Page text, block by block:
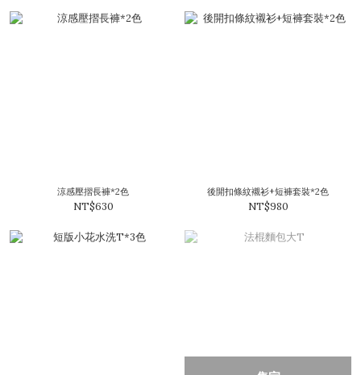
涼感壓摺長褲*2色
NT$630
後開扣條紋襯衫+短褲套裝*2色
NT$980